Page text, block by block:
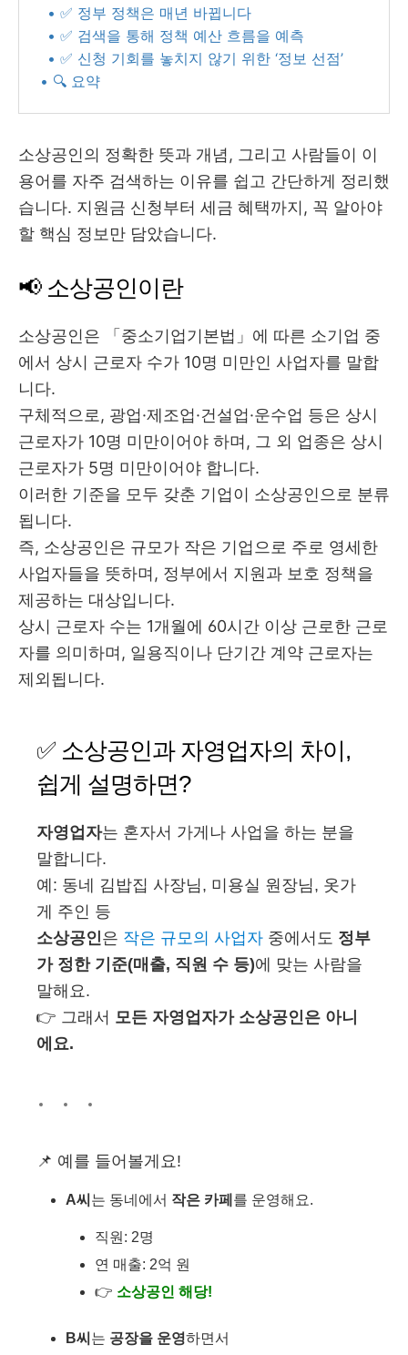
• ✅ 정부 정책은 매년 바뀝니다
• ✅ 검색을 통해 정책 예산 흐름을 예측
• ✅ 신청 기회를 놓치지 않기 위한 ‘정보 선점’
• 🔍 요약
소상공인의 정확한 뜻과 개념, 그리고 사람들이 이
용어를 자주 검색하는 이유를 쉽고 간단하게 정리했
습니다. 지원금 신청부터 세금 혜택까지, 꼭 알아야
할 핵심 정보만 담았습니다.
📢 소상공인이란
소상공인은 「중소기업기본법」에 따른 소기업 중
에서 상시 근로자 수가 10명 미만인 사업자를 말합
니다.
구체적으로, 광업·제조업·건설업·운수업 등은 상시
근로자가 10명 미만이어야 하며, 그 외 업종은 상시
근로자가 5명 미만이어야 합니다.
이러한 기준을 모두 갖춘 기업이 소상공인으로 분류
됩니다.
즉, 소상공인은 규모가 작은 기업으로 주로 영세한
사업자들을 뜻하며, 정부에서 지원과 보호 정책을
제공하는 대상입니다.
상시 근로자 수는 1개월에 60시간 이상 근로한 근로
자를 의미하며, 일용직이나 단기간 계약 근로자는
제외됩니다.
✅ 소상공인과 자영업자의 차이,
쉽게 설명하면?
자영업자는 혼자서 가게나 사업을 하는 분을
말합니다.
예: 동네 김밥집 사장님, 미용실 원장님, 옷가
게 주인 등
소상공인은 작은 규모의 사업자 중에서도 정부
가 정한 기준(매출, 직원 수 등)에 맞는 사람을
말해요.
👉 그래서 모든 자영업자가 소상공인은 아니
에요.
📌 예를 들어볼게요!
A씨 는 동네에서 작은 카페 를 운영해요.
직원: 2명
연 매출: 2억 원
👉 소상공인 해당!
B씨 는 공장을 운영하면서